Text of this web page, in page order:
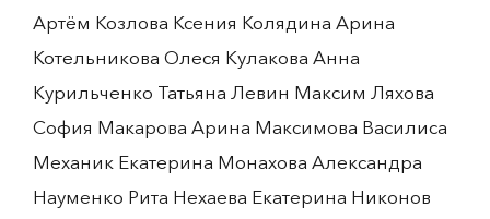
Артём Козлова Ксения Колядина Арина
Котельникова Олеся Кулакова Анна
Курильченко Татьяна Левин Максим Ляхова
София Макарова Арина Максимова Василиса
Механик Екатерина Монахова Александра
Науменко Рита Нехаева Екатерина Никонов